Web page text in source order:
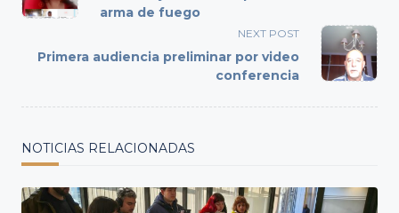
subtitle
reader-
arma de fuego
NEXT POST
Primera audiencia preliminar por video
conferencia
NOTICIAS RELACIONADAS